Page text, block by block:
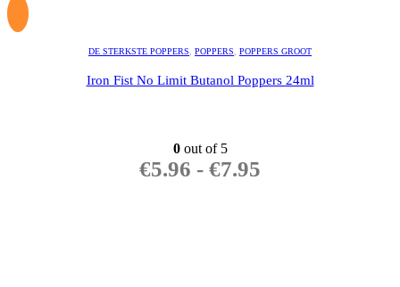
DE STERKSTE POPPERS, POPPERS, POPPERS GROOT
Iron Fist No Limit Butanol Poppers 24ml
0out of 5
€5.96 - €7.95